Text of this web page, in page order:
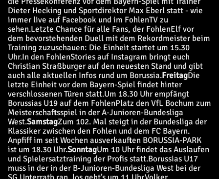
Dieter Hecking und Sportdirektor Max Eberl statt - wie
immer live auf Facebook und im FohlenTV zu
sehen.Letzte Chance für alle Fans, der FohlenElf vor
dem bevorstehenden Duell mit dem Rekordmeister beim
Training zuzuschauen: Die Einheit startet um 15.30
Uhr.In den FohlenStories auf Instagram bringt euch
Christian Straßburger auf den neuesten Stand und gibt
auch alle aktuellen Infos rund um Borussia.FreitagDie
letzte Einheit vor dem Bayern-Spiel findet hinter
verschlossenen Türen statt.Um 18.30 Uhr empfängt
Borussias U19 auf dem FohlenPlatz den VfL Bochum zum
Meisterschaftsspiel in der A-Junioren-Bundesliga
West.SamstagZum 102. Mal steigt in der Bundesliga der
Klassiker zwischen den Fohlen und dem FC Bayern.
Anpfiff im seit Wochen ausverkauften BORUSSIA-PARK
ist um 18.30 Uhr.SonntagUm 10 Uhr findet das Auslaufen
und Spielersatztraining der Profis statt.Borussias U17
muss in der in der B-Junioren-Bundesliga West bei der